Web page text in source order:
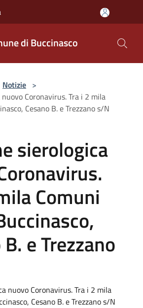
di Buccinasco
Notizie >
Coronavirus. Tra i 2 mila
Cesano B. e Trezzano s/N
sierologica
Comuni
e Trezzano
nuovo Coronavirus. Tra i 2 mila
Cesano B. e Trezzano s/N